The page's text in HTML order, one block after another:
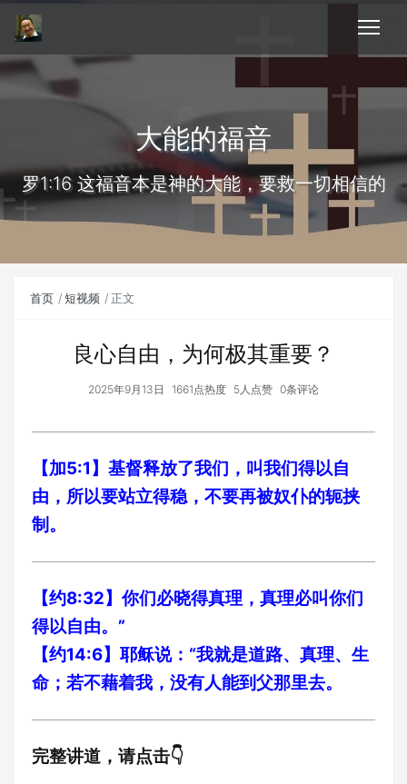
大能的福音
罗1:16 这福音本是神的大能，要救一切相信的
首页 短视频 正文
良心自由，为何极其重要？
2025年9月13日 1661点热度 5人点赞 0条评论
【加5:1】基督释放了我们，叫我们得以自
由，所以要站立得稳，不要再被奴仆的轭挟
制。
【约8:32】你们必晓得真理，真理必叫你们
得以自由。”
【约14:6】耶稣说：“我就是道路、真理、生
命；若不藉着我，没有人能到父那里去。
完整讲道，请点击👇